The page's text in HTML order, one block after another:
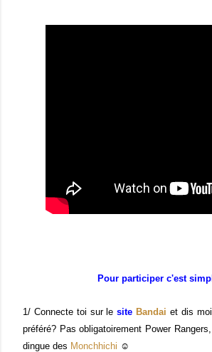
Pour participer c'est
1/ Connecte toi sur lesite Bandai et dis
préféré? Pas obligatoirement Power
dingue des Monchhichi ☺